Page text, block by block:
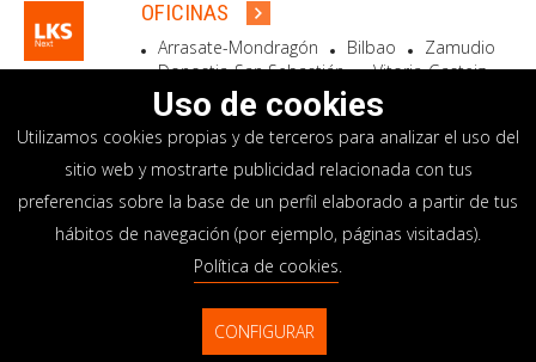
OFICINAS
Arrasate-Mondragón Bilbao
Zamudio
Donostia-San Sebastián
Vitoria-Gasteiz
Madrid
El Astillero Bidart
SEDE SOCIAL
Goiru, 7 Arrasate-Mondragón
CP 20500 GIPUZKOA – SPAIN
+34 900 84 14 14
info@lksnext.com
Aviso legal Portal de privacidad
Uso de cookies
Utilizamos cookies propias y de terceros para analizar el uso del
sitio web y mostrarte publicidad relacionada con tus
preferencias sobre la base de un perfil elaborado a partir de tus
hábitos de navegación (por ejemplo, páginas visitadas).
Política de cookies.
CONFIGURAR